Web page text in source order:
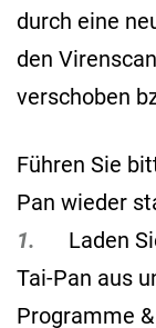
durch eine
den
Führen Sie
Pan wieder
1.
Laden
Tai-Pan aus
Programme